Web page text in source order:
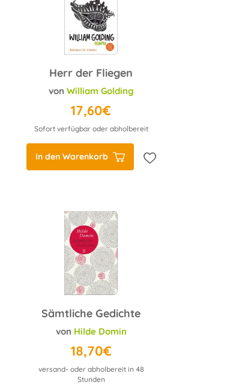
Herr der Fliegen
von William Golding
17,60€
Sofort verfügbar oder abholbereit
In den Warenkorb
Sämtliche Gedichte
von Hilde Domin
18,70€
versand- oder abholbereit in 48
Stunden